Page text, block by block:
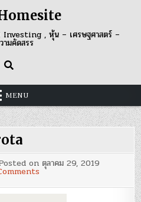
, หุ้น – เศรษฐศาสตร์ –
ามคัดสรร
MENU
on ตุลาคม 29, 2019
on